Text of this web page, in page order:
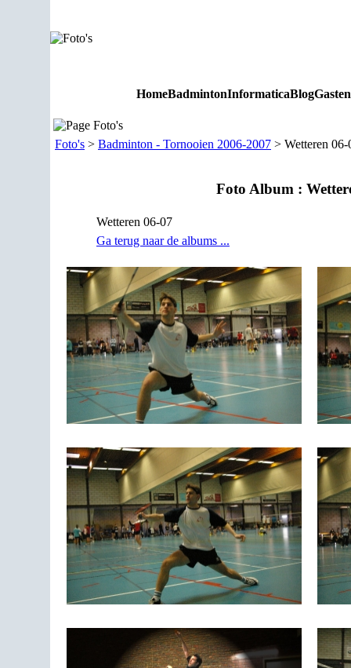
HomeBadmintonInformaticaBlog
Foto's
Foto's > Badminton - Tornooien 2006-2007 > Wetteren 06-
Foto Album :
Wetteren 06-07
Ga terug naar de albums ...